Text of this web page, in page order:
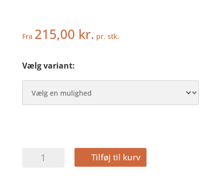
Fra 215,00 kr. pr. stk.
Vælg variant:
SCHWEIZ
Tilføj til kurv